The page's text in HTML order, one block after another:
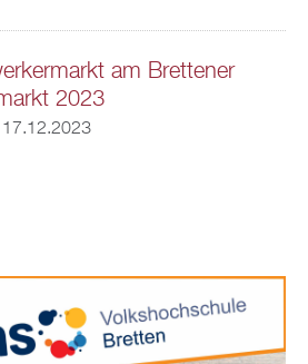
am Brettener
2023
17.12.2023